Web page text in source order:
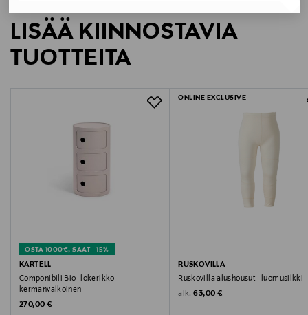
7P0086 W9132
Valmistaja
Stella McCartney Limited, 3 Olaf Street, London W11
Digitaalinen osoite
Stella McCartney, lompakko, Continental-lompakko,
clutch
LISÄÄ KIINNOSTAVIA
TUOTTEITA
OSTA 1000€, SAAT –15%
KARTELL
Componibili Bio -lokerikko
kermanvalkoinen
Original Price
270,00 €
ONLINE EXCLUSIVE
RUSKOVILLA
Ruskovilla alushousut - luomusilkki
alk. Original Price
63,00 €